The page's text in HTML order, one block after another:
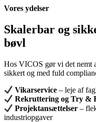
Vores ydelser
Skalerbar og
bøvl
Hos VICOS gør vi det nemt
sikkert og med fuld
Vikarservice – leje af
Rekruttering og Try &
Projektansættelser –
industriopgaver